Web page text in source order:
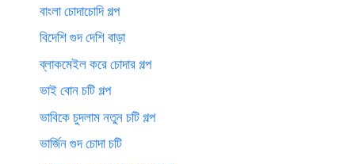
বাংলা চোদাচোদি গল্প
বিদেশি গুদ দেশি বাড়া
ব্লাকমেইল করে চোদার গল্প
ভাই বোন চটি গল্প
ভাবিকে চুদলাম নতুন চটি গল্প
ভার্জিন গুদ চোদা চটি